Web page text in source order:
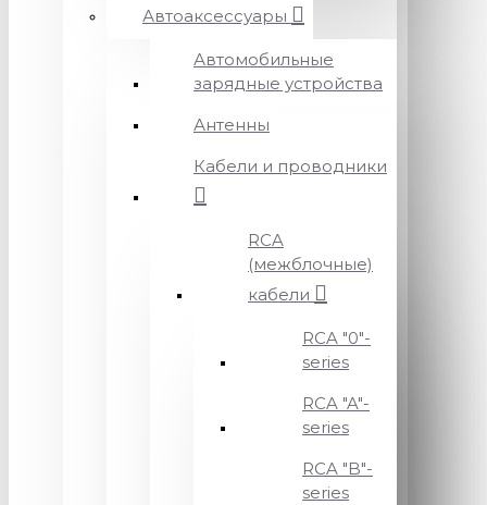
Автоаксессуары
Автомобильные
зарядные устройства
Антенны
Кабели и проводники
RCA
(межблочные)
кабели
RCA "0"-
series
RCA "A"-
series
RCA "B"-
series